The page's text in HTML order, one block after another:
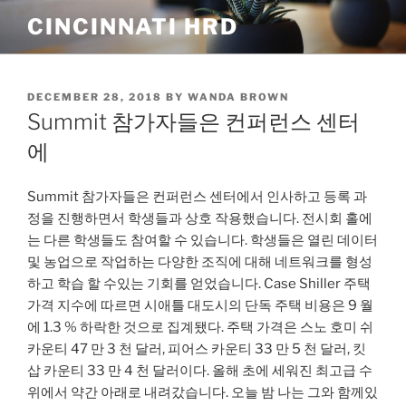
content
CINCINNATI HRD
POSTED
ON
DECEMBER 28, 2018 BY WANDA BROWN
Summit 참가자들은 컨퍼런스 센터
에
Summit 참가자들은 컨퍼런스 센터에서 인사하고 등록 과
정을 진행하면서 학생들과 상호 작용했습니다. 전시회 홀에
는 다른 학생들도 참여할 수 있습니다. 학생들은 열린 데이터
및 농업으로 작업하는 다양한 조직에 대해 네트워크를 형성
하고 학습 할 수있는 기회를 얻었습니다. Case Shiller 주택
가격 지수에 따르면 시애틀 대도시의 단독 주택 비용은 9 월
에 1.3 % 하락한 것으로 집계됐다. 주택 가격은 스노 호미 쉬
카운티 47 만 3 천 달러, 피어스 카운티 33 만 5 천 달러, 킷
삽 카운티 33 만 4 천 달러이다. 올해 초에 세워진 최고급 수
위에서 약간 아래로 내려갔습니다. 오늘 밤 나는 그와 함께있